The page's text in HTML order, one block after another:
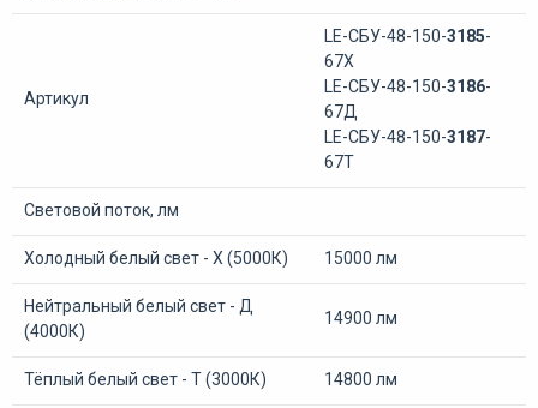
Артикул
LE-СБУ-48-150-3185-
67Х
LE-СБУ-48-150-3186-
67Д
LE-СБУ-48-150-3187-
67Т
Световой поток, лм
Холодный белый свет - Х (5000К) 15000 лм
Нейтральный белый свет - Д
(4000К)
14900 лм
Тёплый белый свет - Т (3000К) 14800 лм